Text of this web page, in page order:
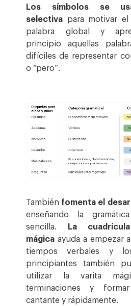
Los símbolos se
selectiva para motivar
palabra global y
principio aquellas
difíciles de representar
o “pero”.
También fomenta el
enseñando la
sencilla. La
mágica ayuda a empezar
tiempos verbales y
principiantes también
utilizar la varita
terminaciones y
cantante y rápidamente.